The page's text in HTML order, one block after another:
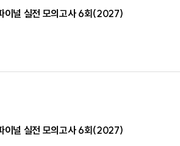
이널 실전 모의고사 6회(2027)
이널 실전 모의고사 6회(2027)